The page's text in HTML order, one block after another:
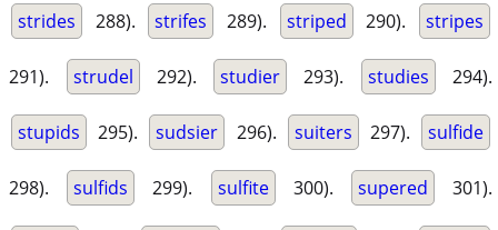
strides 288). strifes 289). striped 290). stripes
291). strudel 292). studier 293). studies 294).
stupids 295). sudsier 296). suiters 297). sulfide
298). sulfids 299). sulfite 300). supered 301).